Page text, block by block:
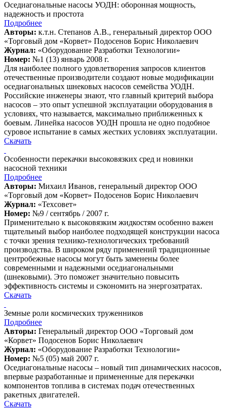
Оседиагональные насосы УОДН: оборонная мощность,
надежность и простота
Подробнее
Авторы: к.т.н. Степанов А.В., генеральный директор ООО
«Торговый дом «Корвет» Подосенов Борис Николаевич
Журнал: «Оборудование Разработки Технологии»
Номер: №1 (13) январь 2008 г.
Для наиболее полного удовлетворения запросов клиентов
отечественные производители создают новые модификации
оседиагональных шнековых насосов семейства УОДН.
Российские инженеры знают, что главный критерий выбора
насосов – это опыт успешной эксплуатации оборудования в
условиях, что называется, максимально приближенных к
боевым. Линейка насосов УОДН прошла не одно подобное
суровое испытание в самых жестких условиях эксплуатации.
Скачать
Особенности перекачки высоковязких сред и новинки
насосной техники
Подробнее
Авторы: Михаил Иванов, генеральный директор ООО
«Торговый дом «Корвет» Подосенов Борис Николаевич
Журнал: «Техсовет»
Номер: №9 / сентябрь / 2007 г.
Применительно к высоковязким жидкостям особенно важен
тщательный выбор наиболее подходящей конструкции насоса
с точки зрения технико-технологических требований
производства. В широком ряду применений традиционные
центробежные насосы могут быть заменены более
современными и надежными оседиагональными
(шнековыми). Это поможет значительно повысить
эффективность системы и сэкономить на энергозатратах.
Скачать
Земные роли космических труженников
Подробнее
Авторы: Генеральный директор ООО «Торговый дом
«Корвет» Подосенов Борис Николаевич
Журнал: «Оборудование Разработки Технологии»
Номер: №5 (05) май 2007 г.
Оседиагональные насосы – новый тип динамических насосов,
впервые разработанные и примененные для перекачки
компонентов топлива в системах подач отечественных
ракетных двигателей.
Скачать